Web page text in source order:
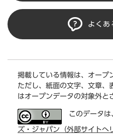
よくあ
掲載している情報は、オープ
ただし、紙面の文字、文章、
はオープンデータの対象外と
このデータは
ズ・ジャパン（外部サイトへ